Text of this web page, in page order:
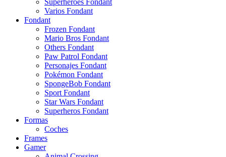
Varios Fondant
Fondant
Frozen Fondant
Mario Bros Fondant
Others Fondant
Paw Patrol Fondant
Personajes Fondant
Pokémon Fondant
SpongeBob Fondant
Sport Fondant
Star Wars Fondant
Superheros Fondant
Formas
Coches
Frames
Gamer